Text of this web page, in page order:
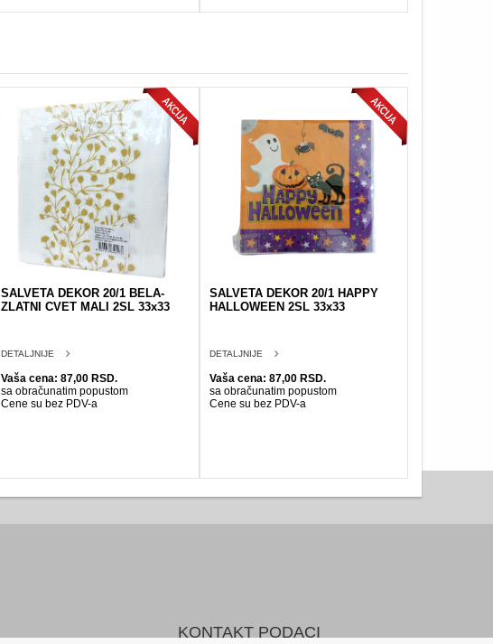
SALVETA DEKOR 20/1 BELA-
ZLATNI CVET MALI 2SL 33x33
DETALJNIJE
Vaša cena: 87,00 RSD.
sa obračunatim popustom
Cene su bez PDV-a
SALVETA DEKOR 20/1 HAPPY
HALLOWEEN 2SL 33x33
DETALJNIJE
Vaša cena: 87,00 RSD.
sa obračunatim popustom
Cene su bez PDV-a
KONTAKT PODACI